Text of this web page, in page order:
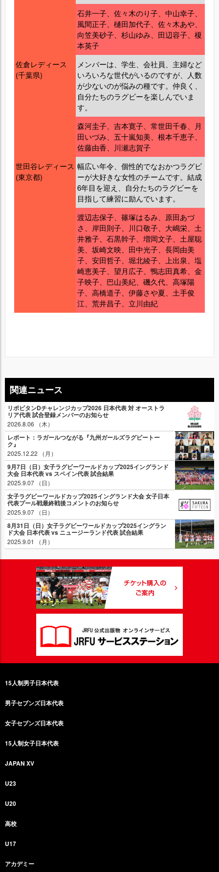
石井一子、佐々木のり子、中山幸子、
風間正子、樋田加代子、佐々木あや、
向笠美砂子、杉山ゆみ、田辺容子、榎
本英子
佐倉レディース
(千葉県)
メンバーは、学生、会社員、主婦など
いろいろな世代がいるのですが、人数
が少ないのが悩みの種です。仲良く、
自分たちのラグビーを楽しんでいま
す。
森河圭子、吉本寛子、常世田千春、月
田いづみ、五十嵐知美、根本千恵子、
佐藤由香、川瀬志賀子
世田谷レディース
(東京都)
幅広い年令、個性的でなおかつラグビ
ーが大好きな女性のチームです。結成
6年目を迎え、自分たちのラグビーを
目指して練習に励んでいます。
渡辺志保子、篠塚はるみ、原田あづ
さ、岸田則子、川口敬子、大嶋栄、土
井雅子、石黒幹子、増岡文子、土屋聡
美、坂崎文映、田中光子、長岡由美
子、安田哲子、堀北綾子、上出泉、塩
崎恵美子、望月広子、鴨志田真希、金
子映子、巴山美紀、磯久代、高塚陽
子、高橋道子、伊藤さや夏、土手俊
江、荒井昌子、立川由紀
関連ニュース
リポビタンDチャレンジカップ2026 日本代表 対 オーストラ
リア代表 試合登録メンバーのお知らせ
2026.8.06 （木）
レポート：ラガールつながる『九州ガールズラグビートー
ク』
2025.12.22 （月）
9月7日（日）女子ラグビーワールドカップ2025イングランド
大会 日本代表 vs スペイン代表 試合結果
2025.9.07 （日）
女子ラグビーワールドカップ2025イングランド大会 女子日本
代表プール戦最終戦後コメントのお知らせ
2025.9.07 （日）
8月31日（日）女子ラグビーワールドカップ2025イングラン
ド大会 日本代表 vs ニュージーランド代表 試合結果
2025.9.01 （月）
15人制男子日本代表
男子セブンズ日本代表
女子セブンズ日本代表
15人制女子日本代表
JAPAN XV
U23
U20
高校
U17
アカデミー